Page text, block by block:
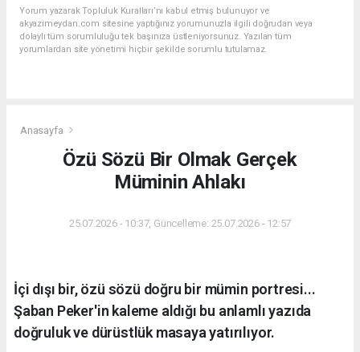
Yorum yazarak Topluluk Kuralları’nı kabul etmiş bulunuyor ve
akyazimeydan.com sitesine yaptığınız yorumunuzla ilgili doğrudan veya
dolaylı tüm sorumluluğu tek başınıza üstleniyorsunuz. Yazılan tüm
yorumlardan site yönetimi hiçbir şekilde sorumlu tutulamaz.
Anasayfa
Özü Sözü Bir Olmak Gerçek
Müminin Ahlakı
25.07.2026 - 10:37, Güncelleme: 25.07.2026 - 12:57
İçi dışı bir, özü sözü doğru bir mümin portresi...
Şaban Peker'in kaleme aldığı bu anlamlı yazıda
doğruluk ve dürüstlük masaya yatırılıyor.